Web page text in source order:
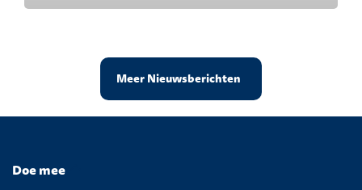
Meer Nieuwsberichten
Doe mee